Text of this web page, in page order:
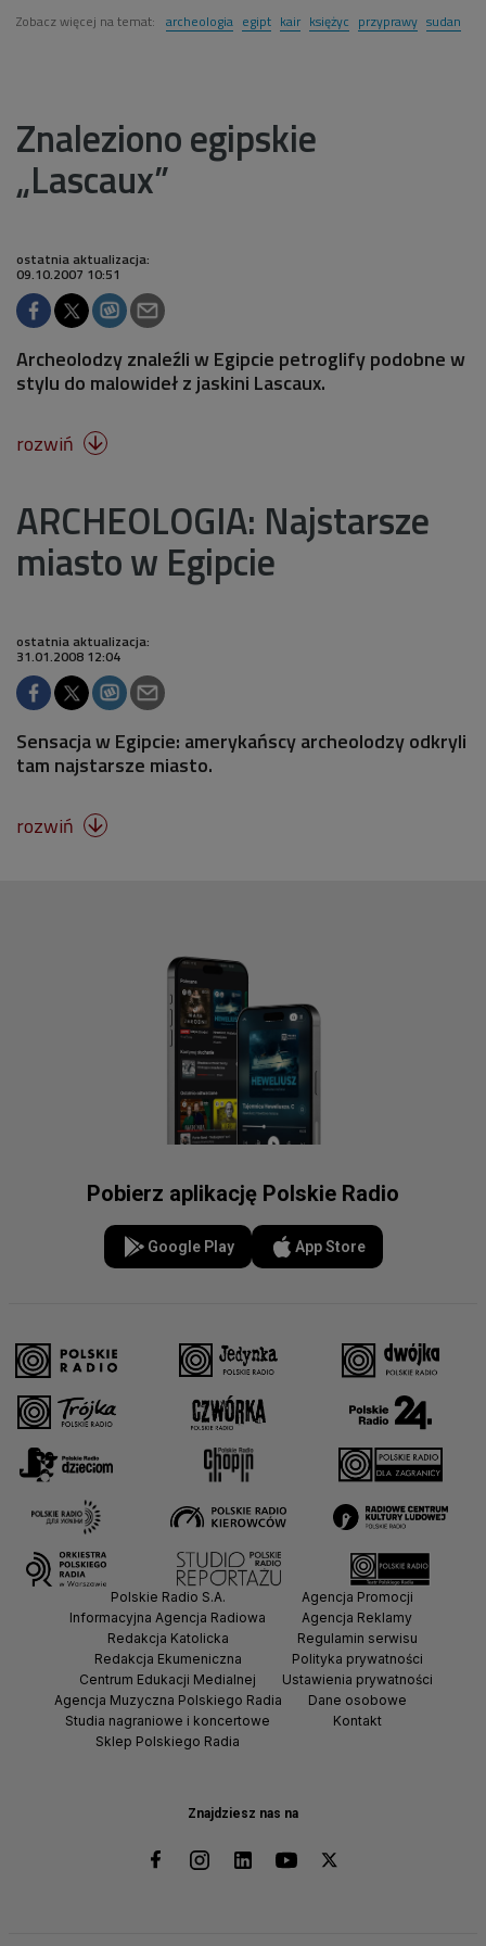
Zobacz więcej na temat: archeologia egipt kair księżyc przyprawy sudan
Znaleziono egipskie
„Lascaux”
ostatnia aktualizacja:
09.10.2007 10:51
Archeolodzy znaleźli w Egipcie petroglify podobne w
stylu do malowideł z jaskini Lascaux.
rozwiń 
ARCHEOLOGIA: Najstarsze
miasto w Egipcie
ostatnia aktualizacja:
31.01.2008 12:04
Sensacja w Egipcie: amerykańscy archeolodzy odkryli
tam najstarsze miasto.
rozwiń 
Pobierz aplikację Polskie Radio
Google Play App Store
Znajdziesz nas na
Polskie Radio S.A.
Informacyjna Agencja Radiowa
Redakcja Katolicka
Redakcja Ekumeniczna
Centrum Edukacji Medialnej
Agencja Muzyczna Polskiego Radia
Studia nagraniowe i koncertowe
Sklep Polskiego Radia
Agencja Promocji
Agencja Reklamy
Regulamin serwisu
Polityka prywatności
Ustawienia prywatności
Dane osobowe
Kontakt